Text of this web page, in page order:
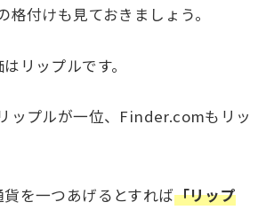
付けも見ておきましょう。
リップルです。
ップルが一位、Finder.comもリッ
を一つあげるとすれば「リップ